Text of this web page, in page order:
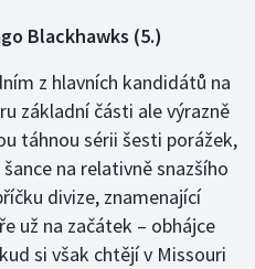
Blackhawks (5.)
z hlavních kandidátů na
základní části ale výrazně
táhnou sérii šesti porážek,
na relativně snazšího
divize, znamenající
už na začátek – obhájce
si však chtějí v Missouri